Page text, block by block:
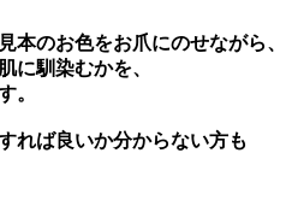
本のお色をお爪にのせながら、
に馴染むかを、
。
れば良いか分からない方も